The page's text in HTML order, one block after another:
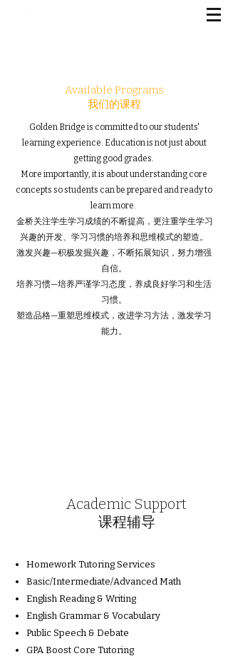
Available Programs
​我们的课程
Golden Bridge is committed to our students'
learning experience. Education is not just about
getting good grades.
More importantly, it is about understanding core
concepts so students can be prepared and ready to
learn more.
金桥关注学生学习成绩的不断提高，更注重学生学习
兴趣的开发、学习习惯的培养和思维模式的塑造。
激发兴趣—积极发掘兴趣，不断拓展知识，努力增强
自信。
培养习惯—培养严谨学习态度，养成良好学习和生活
习惯。
塑造品格—重塑思维模式，改进学习方法，激发学习
能力。
Academic Enrichment Program
​在校课程辅导计划
Academic Support
​课程辅导
Homework Tutoring Services
Basic/Intermediate/Advanced Math
English Reading & Writing
English Grammar & Vocabulary
Public Speech & Debate
GPA Boost Core Tutoring